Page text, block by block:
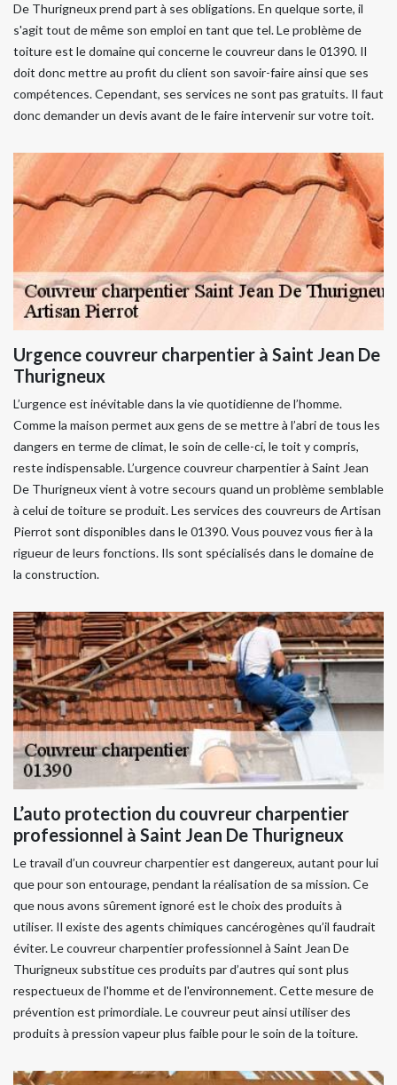
De Thurigneux prend part à ses obligations. En quelque sorte, il
s'agit tout de même son emploi en tant que tel. Le problème de
toiture est le domaine qui concerne le couvreur dans le 01390. Il
doit donc mettre au profit du client son savoir-faire ainsi que ses
compétences. Cependant, ses services ne sont pas gratuits. Il faut
donc demander un devis avant de le faire intervenir sur votre toit.
Urgence couvreur charpentier à Saint Jean De
Thurigneux
L’urgence est inévitable dans la vie quotidienne de l’homme.
Comme la maison permet aux gens de se mettre à l’abri de tous les
dangers en terme de climat, le soin de celle-ci, le toit y compris,
reste indispensable. L’urgence couvreur charpentier à Saint Jean
De Thurigneux vient à votre secours quand un problème semblable
à celui de toiture se produit. Les services des couvreurs de Artisan
Pierrot sont disponibles dans le 01390. Vous pouvez vous fier à la
rigueur de leurs fonctions. Ils sont spécialisés dans le domaine de
la construction.
L’auto protection du couvreur charpentier
professionnel à Saint Jean De Thurigneux
Le travail d’un couvreur charpentier est dangereux, autant pour lui
que pour son entourage, pendant la réalisation de sa mission. Ce
que nous avons sûrement ignoré est le choix des produits à
utiliser. Il existe des agents chimiques cancérogènes qu’il faudrait
éviter. Le couvreur charpentier professionnel à Saint Jean De
Thurigneux substitue ces produits par d’autres qui sont plus
respectueux de l'homme et de l'environnement. Cette mesure de
prévention est primordiale. Le couvreur peut ainsi utiliser des
produits à pression vapeur plus faible pour le soin de la toiture.